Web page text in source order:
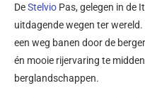
DeStelvio Pas, gelegen in de
uitdagende wegen ter
een weg banen door de
én mooie rijervaring te
berglandschappen.